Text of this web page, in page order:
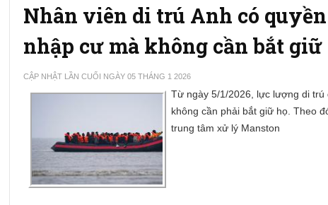
Nhân viên di trú Anh có
nhập cư mà không cần bắt giữ
CẬP NHẬT LẦN CUỐI NGÀY 05 THÁNG 1 2026
Từ ngày 5/1/2026, lực lượng di
không cần phải bắt giữ họ. Theo
trung tâm xử lý Manston